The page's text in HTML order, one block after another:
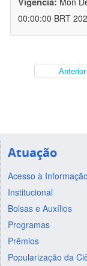
00:00:00 BRT
Anterior
Atuação
Acesso à Informação
Institucional
Bolsas e Auxílios
Programas
Prêmios
Popularização da